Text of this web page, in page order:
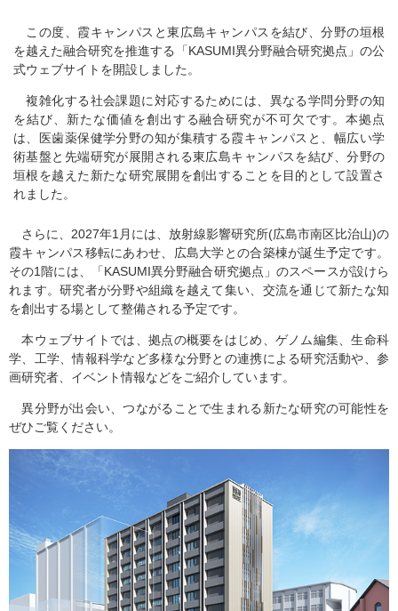
この度、霞キャンパスと東広島キャンパスを結び、分野の垣根
を越えた融合研究を推進する「KASUMI異分野融合研究拠点」の公
式ウェブサイトを開設しました。
複雑化する社会課題に対応するためには、異なる学問分野の知
を結び、新たな価値を創出する融合研究が不可欠です。本拠点
は、医歯薬保健学分野の知が集積する霞キャンパスと、幅広い学
術基盤と先端研究が展開される東広島キャンパスを結び、分野の
垣根を越えた新たな研究展開を創出することを目的として設置さ
れました。
さらに、2027年1月には、放射線影響研究所(広島市南区比治山)の
霞キャンパス移転にあわせ、広島大学との合築棟が誕生予定です。
その1階には、「KASUMI異分野融合研究拠点」のスペースが設けら
れます。研究者が分野や組織を越えて集い、交流を通じて新たな知
を創出する場として整備される予定です。
本ウェブサイトでは、拠点の概要をはじめ、ゲノム編集、生命科
学、工学、情報科学など多様な分野との連携による研究活動や、参
画研究者、イベント情報などをご紹介しています。
異分野が出会い、つながることで生まれる新たな研究の可能性を
ぜひご覧ください。